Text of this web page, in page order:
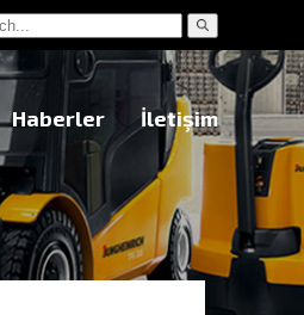
Haberler İletişim